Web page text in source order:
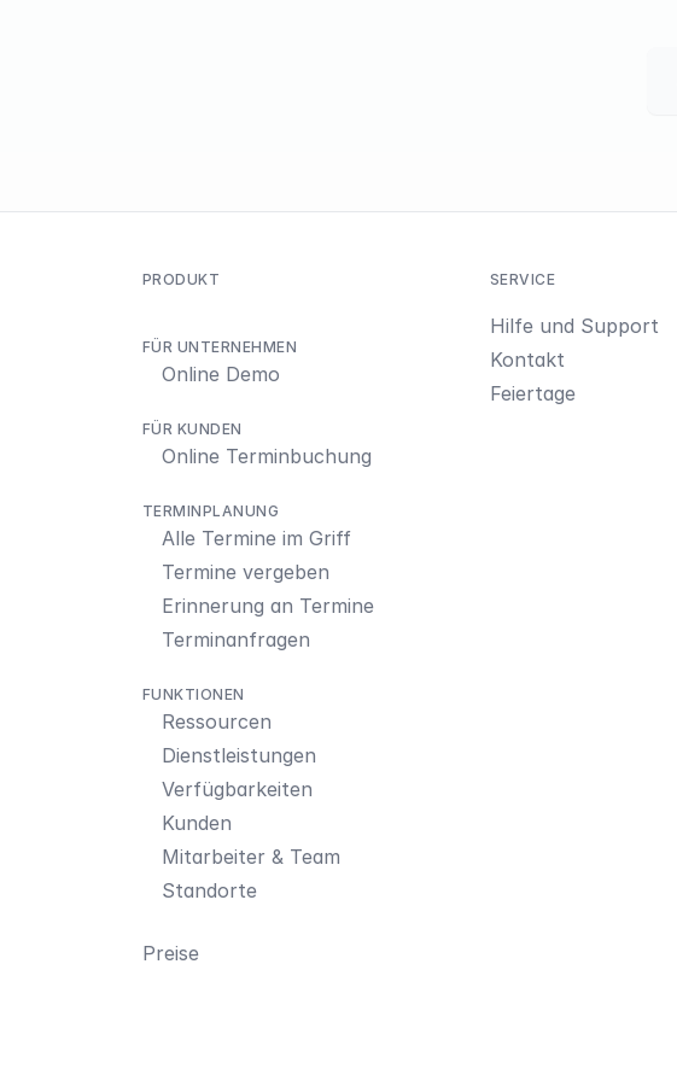
PRODUKT
FÜR UNTERNEHMEN
Online Demo
FÜR KUNDEN
Online Terminbuchung
TERMINPLANUNG
Alle Termine im Griff
Termine vergeben
Erinnerung an Termine
Terminanfragen
FUNKTIONEN
Ressourcen
Dienstleistungen
Verfügbarkeiten
Kunden
Mitarbeiter & Team
Standorte
Preise
SERVICE
Hilfe und Support
Kontakt
Feiertage